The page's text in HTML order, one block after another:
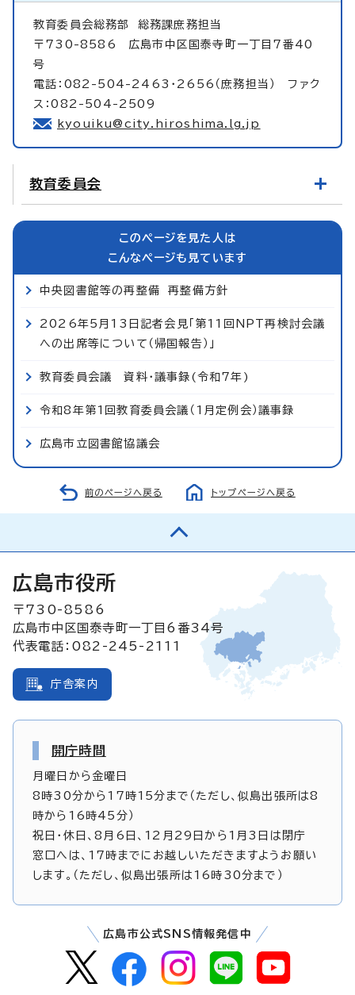
教育委員会総務部 総務課庶務担当
〒730-8586 広島市中区国泰寺町一丁目7番40
号
電話：082-504-2463・2656（庶務担当） ファク
ス：082-504-2509
kyouiku@city.hiroshima.lg.jp
教育委員会
このページを見た人は
こんなページも見ています
中央図書館等の再整備 再整備方針
2026年5月13日記者会見「第11回NPT再検討会議
への出席等について（帰国報告）」
教育委員会議 資料・議事録(令和7年)
令和8年第1回教育委員会議（1月定例会）議事録
広島市立図書館協議会
前のページへ戻る トップページへ戻る
広島市役所
〒730-8586
広島市中区国泰寺町一丁目6番34号
代表電話：082-245-2111
庁舎案内
開庁時間
月曜日から金曜日
8時30分から17時15分まで（ただし、似島出張所は8
時から16時45分）
祝日・休日、8月6日、12月29日から1月3日は閉庁
窓口へは、17時までにお越しいただきますようお願い
します。（ただし、似島出張所は16時30分まで）
広島市公式SNS情報発信中